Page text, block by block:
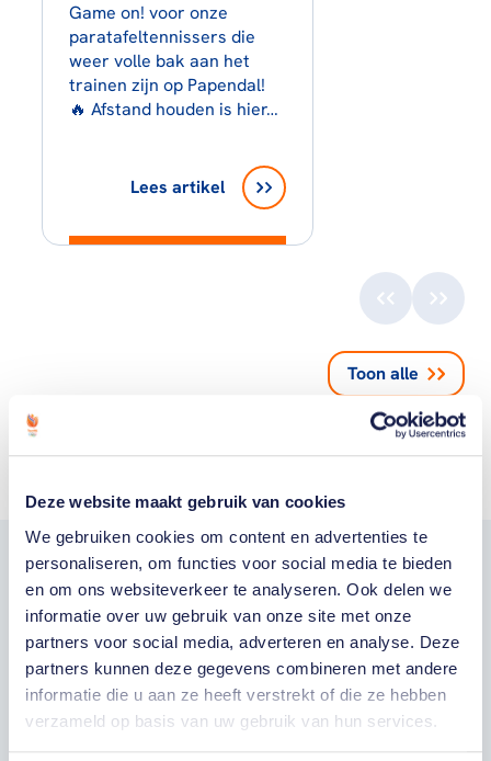
Deze website maakt gebruik van cookies
We gebruiken cookies om content en advertenties te
personaliseren, om functies voor social media te bieden
en om ons websiteverkeer te analyseren. Ook delen we
informatie over uw gebruik van onze site met onze
partners voor social media, adverteren en analyse. Deze
partners kunnen deze gegevens combineren met andere
informatie die u aan ze heeft verstrekt of die ze hebben
verzameld op basis van uw gebruik van hun services.
Game on! voor onze
paratafeltennissers die
weer volle bak aan het
trainen zijn op Papendal!
🔥 Afstand houden is hier…
Lees artikel
Toon alle
Word fan van
TeamNL
Wil je als fan van TeamNL als eerste op de
hoogte zijn van onze sporters, toernooien,